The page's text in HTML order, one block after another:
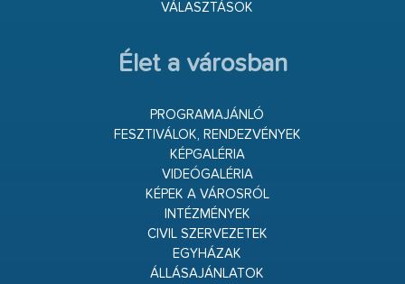
VÁLASZTÁSOK
Élet a városban
PROGRAMAJÁNLÓ
FESZTIVÁLOK, RENDEZVÉNYEK
KÉPGALÉRIA
VIDEÓGALÉRIA
KÉPEK A VÁROSRÓL
INTÉZMÉNYEK
CIVIL SZERVEZETEK
EGYHÁZAK
ÁLLÁSAJÁNLATOK